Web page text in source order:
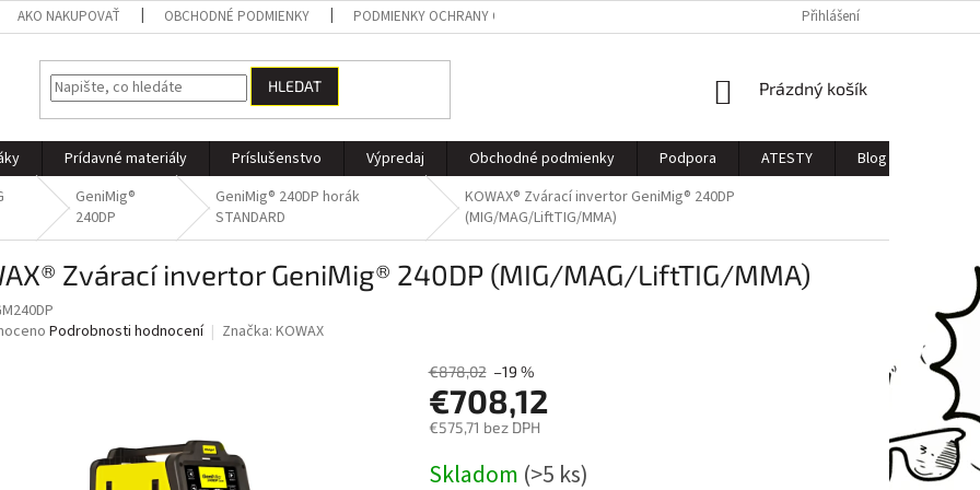
AKO NAKUPOVAŤ OBCHODNÉ PODMIENKY PODMIENKY OCHRANY OSOBNÝCH ÚDAJOV Přihlášení
HLEDAT
NÁKUPNÍ
Prázdný košík
Prídavné materiály Príslušenstvo Výpredaj Obchodné podmienky Podpora ATESTY Blog
GeniMig®
240DP
GeniMig® 240DP horák
STANDARD
KOWAX® Zvárací invertor GeniMig® 240DP
(MIG/MAG/LiftTIG/MMA)
Zvárací invertor GeniMig® 240DP (MIG/MAG/LiftTIG/MMA)
Podrobnosti hodnocení Značka: KOWAX
€878,02 –19 %
€708,12
€575,71 bez DPH
cena:
Skladom (>5 ks)